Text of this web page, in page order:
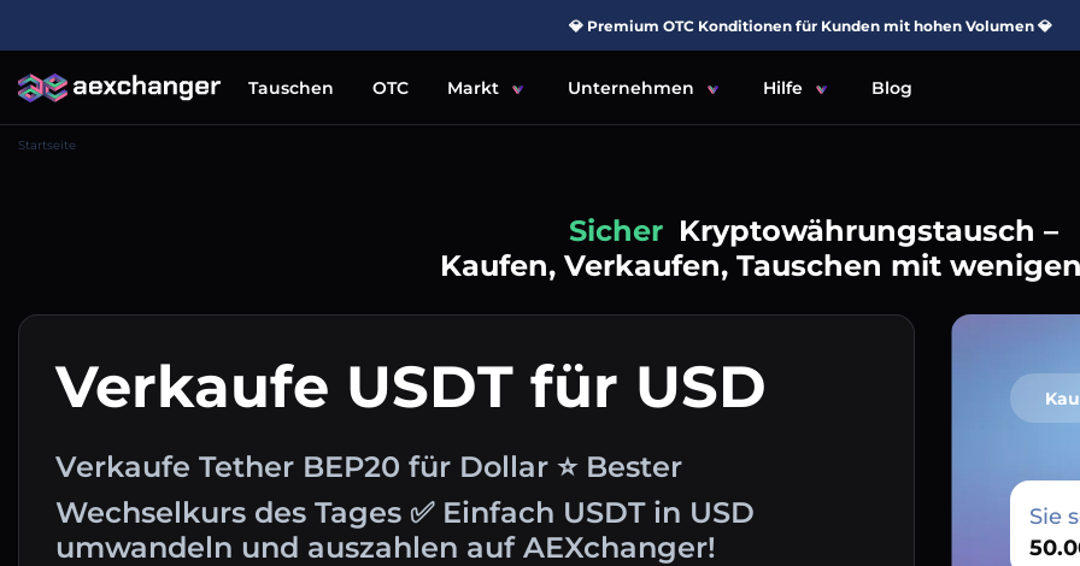
💎 Premium OTC Konditionen für Kunden mit hohen Volumen 💎
Tauschen OTC Markt Unternehmen Hilfe Blog
Startseite
Einfach Kryptowährungstausch –
Kaufen, Verkaufen, Tauschen mit
Verkaufe USDT für USD
Verkaufe Tether BEP20 für Dollar ⭐ Bester
Wechselkurs des Tages ✅ Einfach USDT in USD
umwandeln und auszahlen auf AEXchanger!
Sie